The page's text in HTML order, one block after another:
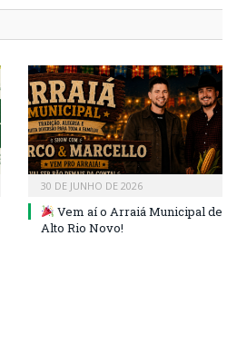
30 DE JUNHO DE 2026
Vem aí o Arraiá Municipal de
Alto Rio Novo!